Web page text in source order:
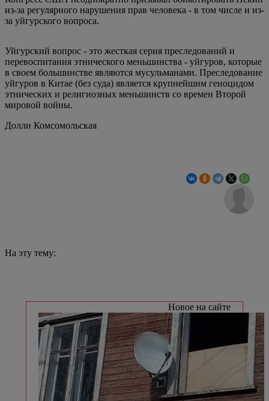
из-за регулярного нарушения прав человека - в том числе и из-
за уйгурского вопроса.
Уйгурский вопрос - это жесткая серия преследований и
перевоспитания этнического меньшинства - уйгуров, которые
в своем большинстве являются мусульманами. Преследование
уйгуров в Китае (без суда) является крупнейшим геноцидом
этнических и религиозных меньшинств со времен Второй
мировой войны.
Долли Комсомольская
На эту тему:
Новое на сайте